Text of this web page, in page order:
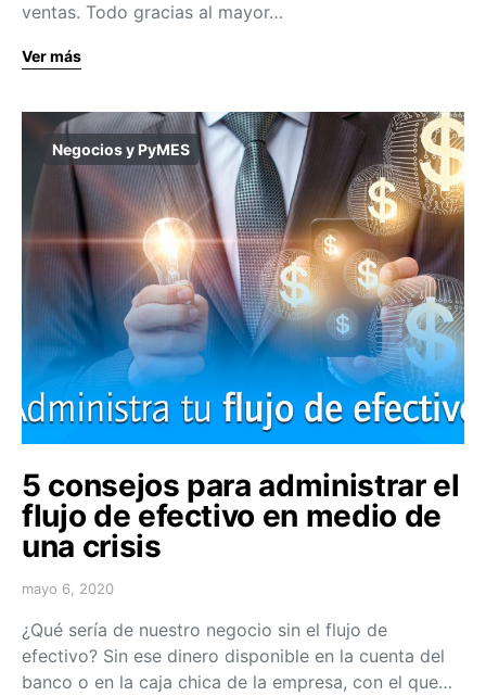
ventas. Todo gracias al mayor…
Ver más
Negocios y PyMES
5 consejos para administrar el
flujo de efectivo en medio de
una crisis
mayo 6, 2020
¿Qué sería de nuestro negocio sin el flujo de
efectivo? Sin ese dinero disponible en la cuenta del
banco o en la caja chica de la empresa, con el que…